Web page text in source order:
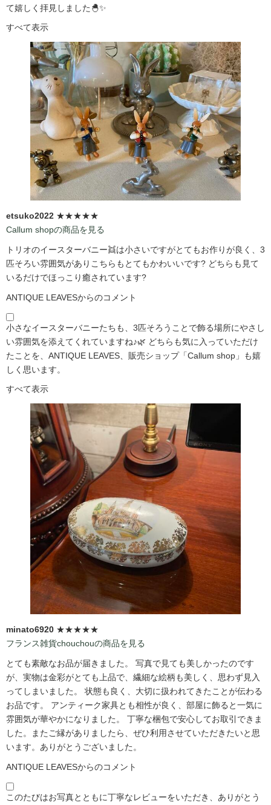
て嬉しく拝見しました🐣✨
すべて表示
etsuko2022 ★★★★★
Callum shopの商品を見る
トリオのイースターバニー👯は小さいですがとてもお作りが良く、3
匹そろい雰囲気がありこちらもとてもかわいいです?️ どちらも見て
いるだけでほっこり癒されています?️
ANTIQUE LEAVESからのコメント
小さなイースターバニーたちも、3匹そろうことで飾る場所にやさし
い雰囲気を添えてくれていますね♪🌿 どちらも気に入っていただけ
たことを、ANTIQUE LEAVES、販売ショップ「Callum shop」も嬉
しく思います。
すべて表示
minato6920 ★★★★★
フランス雑貨chouchouの商品を見る
とても素敵なお品が届きました。 写真で見ても美しかったのです
が、実物は金彩がとても上品で、繊細な絵柄も美しく、思わず見入
ってしまいました。 状態も良く、大切に扱われてきたことが伝わる
お品です。 アンティーク家具とも相性が良く、部屋に飾ると一気に
雰囲気が華やかになりました。 丁寧な梱包で安心してお取引できま
した。またご縁がありましたら、ぜひ利用させていただきたいと思
います。ありがとうございました。
ANTIQUE LEAVESからのコメント
このたびはお写真とともに丁寧なレビューをいただき、ありがとう